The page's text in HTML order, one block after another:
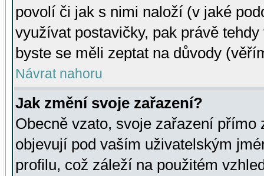
povolí či jak s nimi naloží (v jaké
využívat postavičky, pak právě
byste se měli zeptat na důvody
Návrat nahoru
Jak změní svoje zařazení?
Obecně vzato, svoje zařazení přímo
objevují pod vaším uživatelským
profilu, což záleží na použitém